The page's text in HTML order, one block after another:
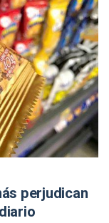
perjudican